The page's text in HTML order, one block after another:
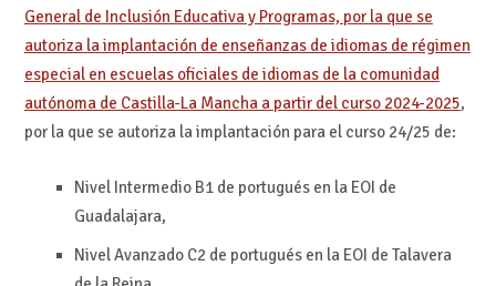
General de Inclusión Educativa y Programas, por la que se
autoriza la implantación de enseñanzas de idiomas de régimen
especial en escuelas oficiales de idiomas de la comunidad
autónoma de Castilla-La Mancha a partir del curso 2024-2025,
por la que se autoriza la implantación para el curso 24/25 de:
Nivel Intermedio B1 de portugués en la EOI de
Guadalajara,
Nivel Avanzado C2 de portugués en la EOI de Talavera